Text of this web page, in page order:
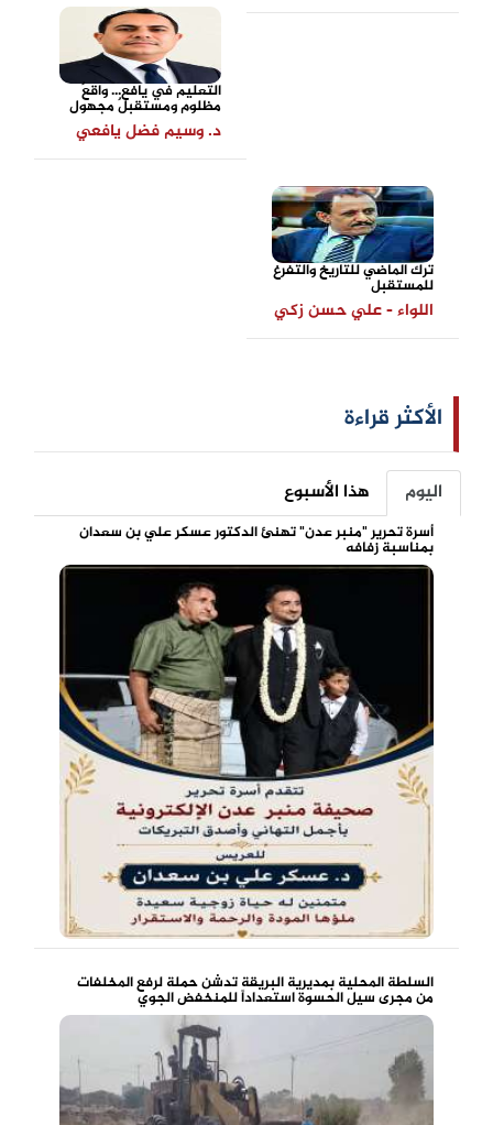
التعليم في يافع... واقعٌ
مظلوم ومستقبلٌ مجهول
د. وسيم فضل يافعي
ترك الماضي للتاريخ والتفرغ
للمستقبل
اللواء - علي حسن زكي
الأكثر قراءة
اليوم هذا الأسبوع
أسرة تحرير "منبر عدن" تهنئ الدكتور عسكر علي بن سعدان
بمناسبة زفافه
السلطة المحلية بمديرية البريقة تدشن حملة لرفع المخلفات
من مجرى سيل الحسوة استعداداً للمنخفض الجوي